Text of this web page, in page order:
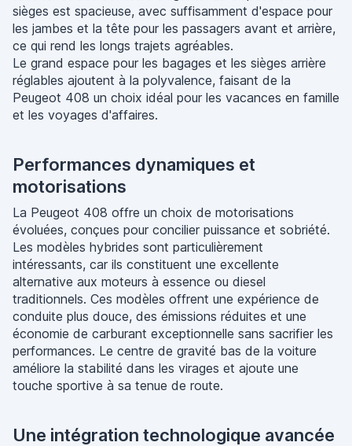
sièges est spacieuse, avec suffisamment d'espace pour
les jambes et la tête pour les passagers avant et arrière,
ce qui rend les longs trajets agréables.
Le grand espace pour les bagages et les sièges arrière
réglables ajoutent à la polyvalence, faisant de la
Peugeot 408 un choix idéal pour les vacances en famille
et les voyages d'affaires.
Performances dynamiques et
motorisations
La Peugeot 408 offre un choix de motorisations
évoluées, conçues pour concilier puissance et sobriété.
Les modèles hybrides sont particulièrement
intéressants, car ils constituent une excellente
alternative aux moteurs à essence ou diesel
traditionnels. Ces modèles offrent une expérience de
conduite plus douce, des émissions réduites et une
économie de carburant exceptionnelle sans sacrifier les
performances. Le centre de gravité bas de la voiture
améliore la stabilité dans les virages et ajoute une
touche sportive à sa tenue de route.
Une intégration technologique avancée